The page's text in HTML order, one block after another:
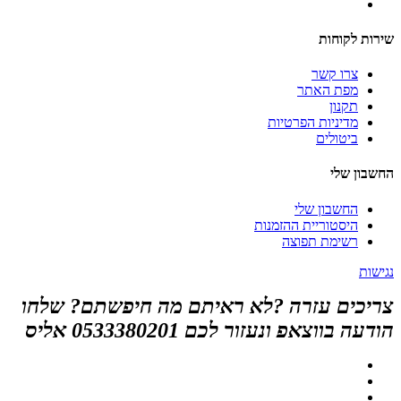
שירות לקוחות
צרו קשר
מפת האתר
תקנון
מדיניות הפרטיות
ביטולים
החשבון שלי
החשבון שלי
היסטוריית ההזמנות
רשימת תפוצה
נגישות
צריכים עזרה ?לא ראיתם מה חיפשתם? שלחו
הודעה בווצאפ ונעזור לכם 0533380201 אליס